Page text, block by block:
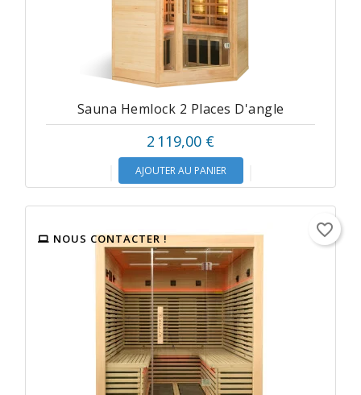
Sauna Hemlock 2 Places D'angle
2 119,00 €
AJOUTER AU PANIER
NOUS CONTACTER ! favorite_border